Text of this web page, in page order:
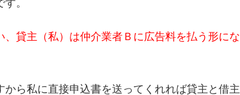
。
貸主（私）は仲介業者Ｂに広告料を払う形にな
ら私に直接申込書を送ってくれれば貸主と借主